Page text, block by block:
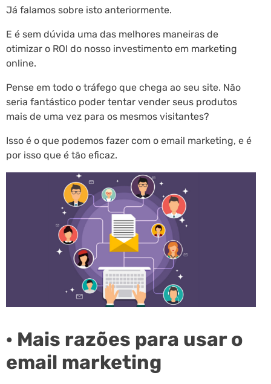
Já falamos sobre isto anteriormente.
E é sem dúvida uma das melhores maneiras de
otimizar o ROI do nosso investimento em marketing
online.
Pense em todo o tráfego que chega ao seu site. Não
seria fantástico poder tentar vender seus produtos
mais de uma vez para os mesmos visitantes?
Isso é o que podemos fazer com o email marketing, e é
por isso que é tão eficaz.
· Mais razões para usar o
email marketing